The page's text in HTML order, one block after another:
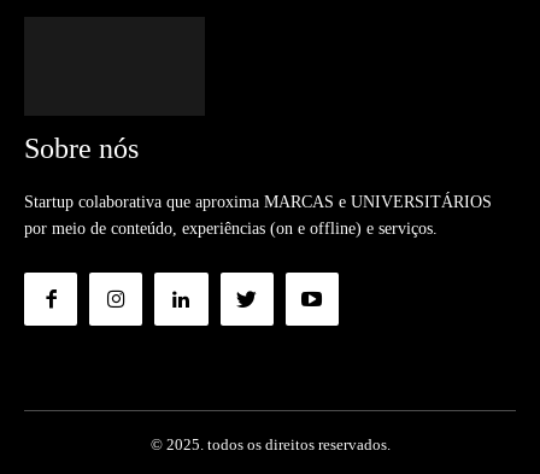
Sobre nós
Startup colaborativa que aproxima MARCAS e UNIVERSITÁRIOS
por meio de conteúdo, experiências (on e offline) e serviços.
© 2025. todos os direitos reservados.